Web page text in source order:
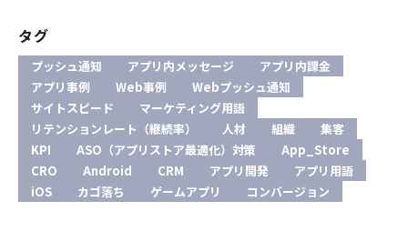
タグ
プッシュ通知 アプリ内メッセージ
アプリ内課金
アプリ事例
Web事例
Webプッシュ通知
サイトスピード
マーケティング用語
リテンションレート（継続率）
人材 組織
集客
KPI
ASO（アプリストア最適化）対策
App_Store
CRO
Android CRM アプリ開発
アプリ用語
iOS
カゴ落ち ゲームアプリ コンバージョン